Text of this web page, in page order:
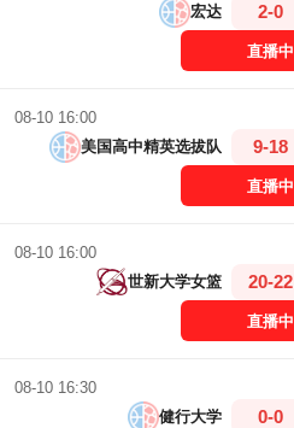
宏达
2-0
直播中
08-10 16:00
美国高中精英选拔队
9-18
直播中
08-10 16:00
世新大学女篮
20-22
直播中
08-10 16:30
健行大学
0-0